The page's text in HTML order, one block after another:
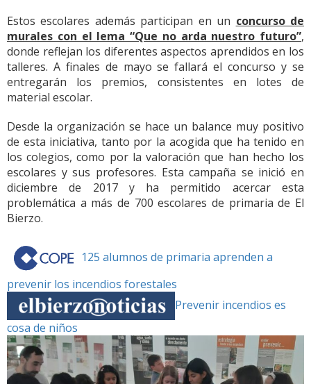
Estos escolares además participan en un concurso de
murales con el lema “Que no arda nuestro futuro”,
donde reflejan los diferentes aspectos aprendidos en los
talleres. A finales de mayo se fallará el concurso y se
entregarán los premios, consistentes en lotes de
material escolar.
Desde la organización se hace un balance muy positivo
de esta iniciativa, tanto por la acogida que ha tenido en
los colegios, como por la valoración que han hecho los
escolares y sus profesores. Esta campaña se inició en
diciembre de 2017 y ha permitido acercar esta
problemática a más de 700 escolares de primaria de El
Bierzo.
125 alumnos de primaria aprenden a
prevenir los incendios forestales
Prevenir incendios es
cosa de niños